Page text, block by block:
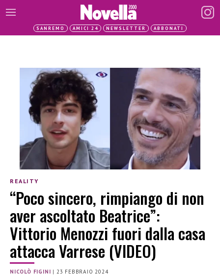
SANREMO AMICI 24 NEWSLETTER ABBONATI
REALITY
“Poco sincero, rimpiango di non
aver ascoltato Beatrice”:
Vittorio Menozzi fuori dalla casa
attacca Varrese (VIDEO)
NICOLÒ FIGINI | 23 FEBBRAIO 2024